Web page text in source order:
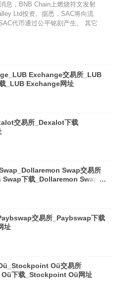
息，BNB Chain上燃烧符文发射
Ltd投资。据悉，SAC将向流
代币通过公平铭刻产生。 其它
Exchange交易所_LUB
_LUB Exchange网址
交易所_Dexalot下载
Swap交易所
Swap下载_Dollaremon Swap网
交易所_Paybswap下载
址
Oü交易所
Oü下载_Stockpoint Oü网址